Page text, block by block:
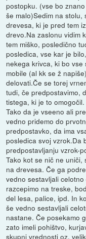
postopku. (vse bo
še malo)Sedim na
drevesa, ki je pred tem
drevo.Na zaslonu vidim
tem miško, posledično
posledica, vse kar je
nekega krivca, ki bo
mobile (al kk se ž
delovati.Če se torej
tudi, če predpostavimo,
tistega, ki je to
Tako da je vseeno ali
vedno pridemo do
predpostavko, da ima
posledica svoj vzrok.Da
predpostavljanju vzrok-
Tako kot se nič ne
na drevesa. Če ga
vedno sestavljali
razcepimo na treske,
del lesa, palice, ipd. In
še vedno sestavljali
nastane. Če posekamo
zato imeli pohištvo,
skupni vrednosti oz.